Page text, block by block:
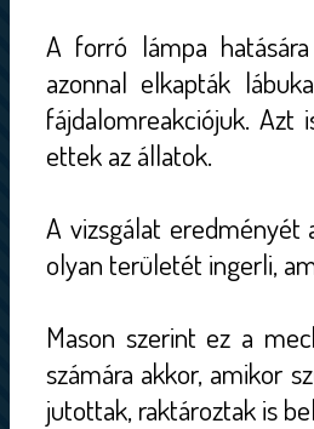
A forró lámpa
azonnal elkapták
fájdalomreakciójuk.
ettek az állatok.
A vizsgálat eredményét
olyan területét ingerli,
Mason szerint ez a
számára akkor, amikor
jutottak, raktároztak is